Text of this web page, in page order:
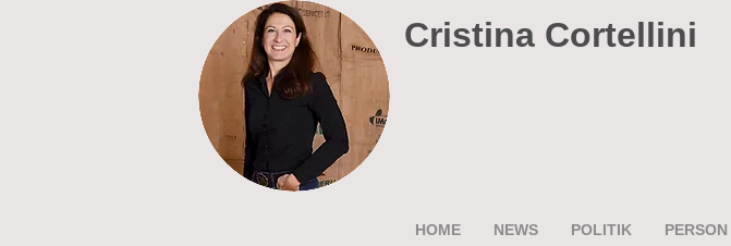
Cristina Cortellini
HOME NEWS POLITIK PERSON